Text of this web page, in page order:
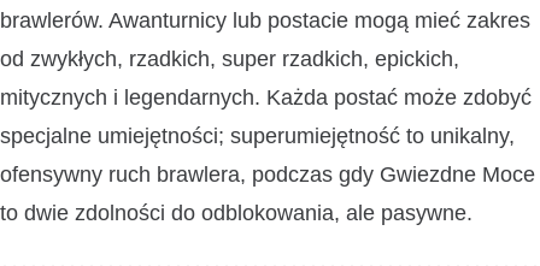
brawlerów. Awanturnicy lub postacie mogą mieć zakres
od zwykłych, rzadkich, super rzadkich, epickich,
mitycznych i legendarnych. Każda postać może zdobyć
specjalne umiejętności; superumiejętność to unikalny,
ofensywny ruch brawlera, podczas gdy Gwiezdne Moce
to dwie zdolności do odblokowania, ale pasywne.